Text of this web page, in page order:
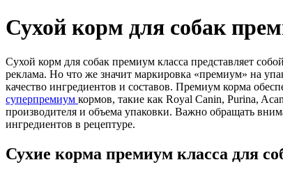
Сухой корм для собак
Сухой корм для собак премиум класса представляет
реклама. Но что же значит маркировка «премиум» на
качество ингредиентов и составов. Премиум корма
суперпремиум кормов, такие как Royal Canin, Purina,
производителя и объема упаковки. Важно обращать
ингредиентов в рецептуре.
Сухие корма премиум класса для